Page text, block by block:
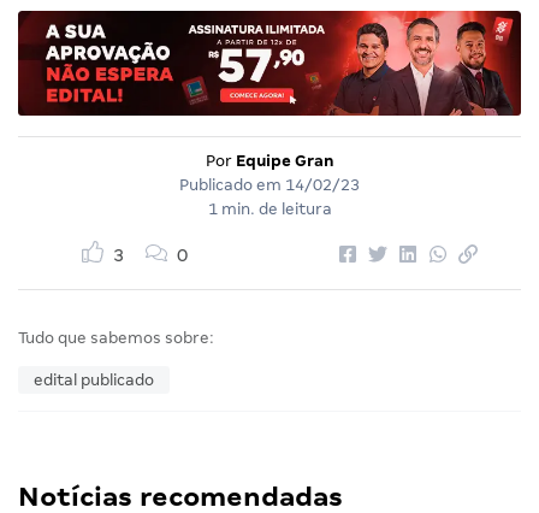
Por Equipe Gran
Publicado em 14/02/23
1 min. de leitura
3 0
Tudo que sabemos sobre:
edital publicado
Notícias recomendadas